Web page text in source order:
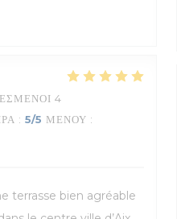
4
: 5/5 ΜΕΝΟΎ :
terrasse bien agréable